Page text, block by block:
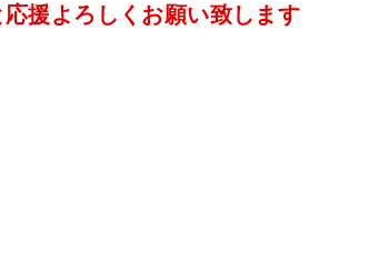
援よろしくお願い致します